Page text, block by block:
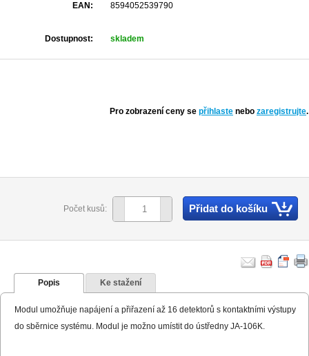
EAN:
8594052539790
Dostupnost: skladem
Pro zobrazení ceny se přihlaste nebo zaregistrujte.
Počet kusů: Přidat do košíku
Popis Ke stažení
Modul umožňuje napájení a přiřazení až 16 detektorů s kontaktními výstupy
do sběrnice systému. Modul je možno umístit do ústředny JA-106K.